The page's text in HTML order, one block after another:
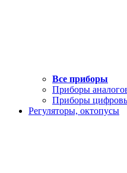
Все приборы
Приборы
Приборы
Регуляторы, октопусы